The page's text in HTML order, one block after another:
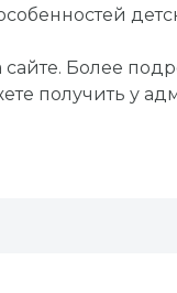
сайте. Более
получить у